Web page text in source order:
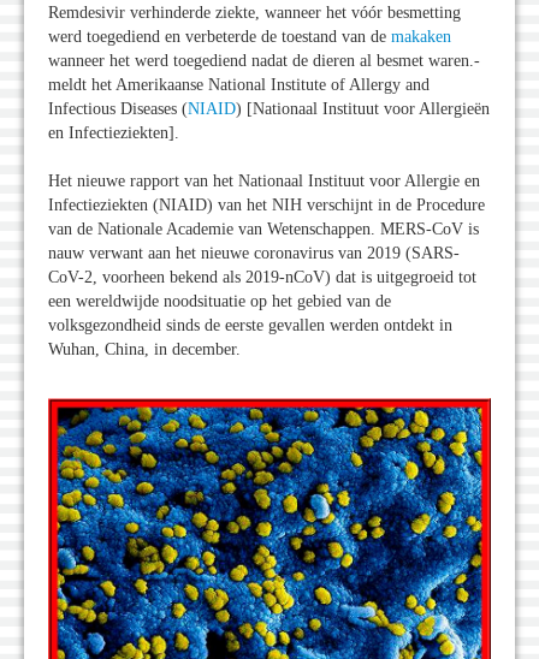
Remdesivir verhinderde ziekte, wanneer het vóór besmetting
werd toegediend en verbeterde de toestand van de makaken
wanneer het werd toegediend nadat de dieren al besmet waren.-
meldt het Amerikaanse National Institute of Allergy and
Infectious Diseases (NIAID) [Nationaal Instituut voor Allergieën
en Infectieziekten].
Het nieuwe rapport van het Nationaal Instituut voor Allergie en
Infectieziekten (NIAID) van het NIH verschijnt in de Procedure
van de Nationale Academie van Wetenschappen. MERS-CoV is
nauw verwant aan het nieuwe coronavirus van 2019 (SARS-
CoV-2, voorheen bekend als 2019-nCoV) dat is uitgegroeid tot
een wereldwijde noodsituatie op het gebied van de
volksgezondheid sinds de eerste gevallen werden ontdekt in
Wuhan, China, in december.